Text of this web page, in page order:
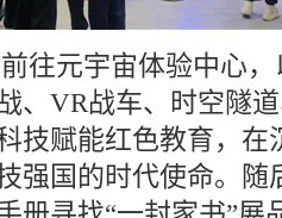
往元宇宙体验中心
、VR战车、时空隧
技赋能红色教育，在
强国的时代使命。随